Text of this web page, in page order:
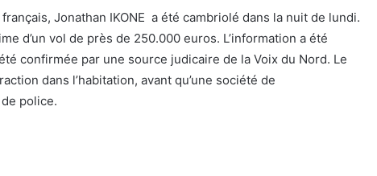
Jonathan IKONE a été cambriolé dans la nuit de lundi.
d’un vol de près de 250.000 euros. L’information a été
été confirmée par une source judicaire de la Voix du Nord. Le
dans l’habitation, avant qu’une société de
police.